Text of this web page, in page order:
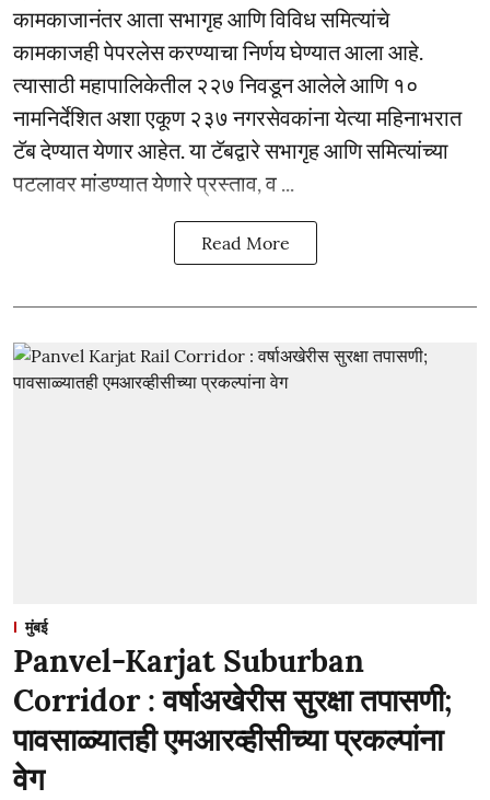
कामकाजानंतर आता सभागृह आणि विविध समित्यांचे
कामकाजही पेपरलेस करण्याचा निर्णय घेण्यात आला आहे.
त्यासाठी महापालिकेतील २२७ निवडून आलेले आणि १०
नामनिर्देशित अशा एकूण २३७ नगरसेवकांना येत्या महिनाभरात
टॅब देण्यात येणार आहेत. या टॅबद्वारे सभागृह आणि समित्यांच्या
पटलावर मांडण्यात येणारे प्रस्ताव, व ...
Read More
मुंबई
Panvel-Karjat Suburban
Corridor : वर्षाअखेरीस सुरक्षा तपासणी;
पावसाळ्यातही एमआरव्हीसीच्या प्रकल्पांना
वेग